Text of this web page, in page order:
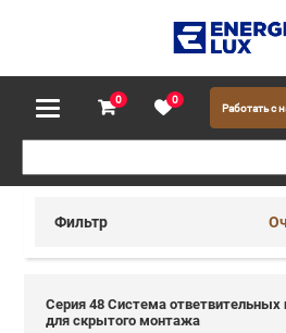
0 0
Работать с
Фильтр
Серия 48 Система
для скрытого монтажа